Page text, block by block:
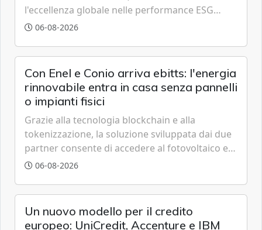
l'eccellenza globale nelle performance ESG
grazie a innovazione, accessibilità e governance
06-08-2026
Con Enel e Conio arriva ebitts: l'energia
rinnovabile entra in casa senza pannelli
o impianti fisici
Grazie alla tecnologia blockchain e alla
tokenizzazione, la soluzione sviluppata dai due
partner consente di accedere al fotovoltaico e
all'eolico ottenendo risparmi diretti in bolletta,
06-08-2026
Un nuovo modello per il credito
europeo: UniCredit, Accenture e IBM